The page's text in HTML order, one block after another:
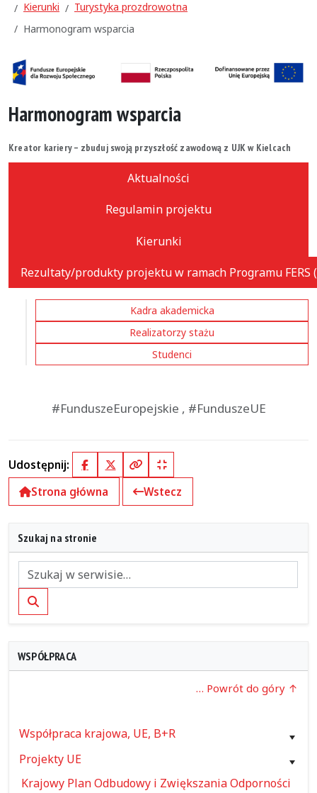
Kierunki
Turystyka prozdrowotna
Harmonogram wsparcia
Harmonogram wsparcia
Kreator kariery – zbuduj swoją przyszłość zawodową z UJK w Kielcach
Aktualności
Regulamin projektu
Kierunki
Rezultaty/produkty projektu w ramach Programu
Kadra akademicka
Realizatorzy stażu
Studenci
#FunduszeEuropejskie , #FunduszeUE
Udostępnij: FacebookX (Twitter)
Kopiuj pełny link
Kopiuj krótki link
Strona główna
Wstecz
Szukaj na stronie
Szukaj
WSPÓŁPRACA
… Powrót do góry
Współpraca krajowa, UE, B+R
Projekty UE
Krajowy Plan Odbudowy i Zwiększania Odporności